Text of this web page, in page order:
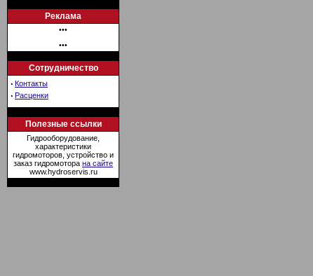
Реклама
•••
•••
Сотрудничество
· Контакты
· Расценки
Полезные ссылки
Гидрооборудование,
характеристики
гидромоторов, устройство и
заказ гидромотора на сайте
www.hydroservis.ru